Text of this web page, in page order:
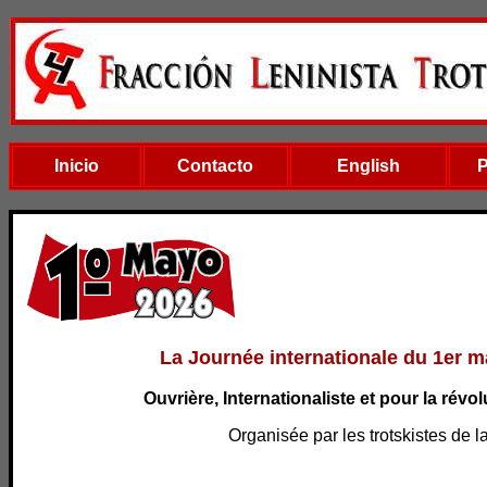
Inicio Contacto English
La Journée internationale du 1er
Ouvrière, Internationaliste et pour la
Organisée par les trotskistes de